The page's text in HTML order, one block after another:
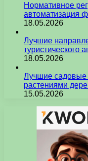
Нормативное
автоматизация
18.05.2026
Лучшие
туристического
18.05.2026
Лучшие садовые
растениями
15.05.2026